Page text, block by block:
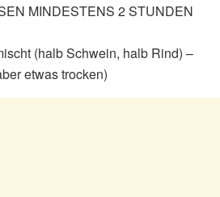
MINDESTENS 2 STUNDEN
(halb Schwein, halb Rind) –
etwas trocken)